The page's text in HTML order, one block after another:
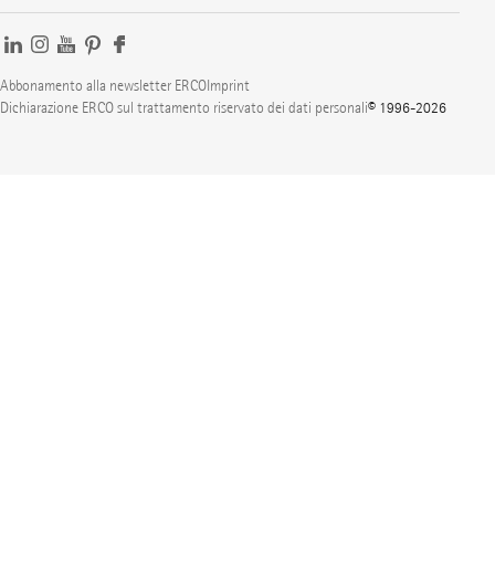
Abbonamento alla newsletter ERCOImprint
Dichiarazione ERCO sul trattamento riservato dei dati personali© 1996-2026